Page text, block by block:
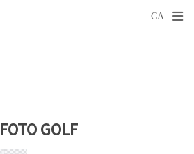
FOTO GOLF